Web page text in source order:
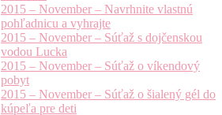
2015 – November – Navrhnite vlastnú
pohľadnicu a vyhrajte
2015 – November – Súťaž s dojčenskou
vodou Lucka
2015 – November – Súťaž o víkendový
pobyt
2015 – November – Súťaž o šialený gél do
kúpeľa pre deti